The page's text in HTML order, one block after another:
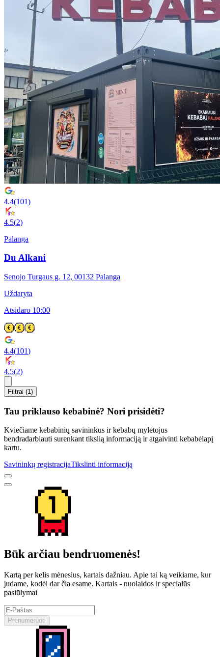
4.4(101)
4.5(2)
Palanga
Du Alkani
Senojo Turgaus g. 12, 00132 Palanga
Uždaryta
Atsidaro 10:00
4.4(101)
4.5(2)
Filtrai (1)
Tau priklauso kebabinė? Nori prisidėti?
Kviečiame kebabinių savininkus ir kebabų mylėtojus
bendradarbiauti surenkant tikslią informaciją ir atgaivinti kebabėlapį
kartu.
Savininkų registracijaTikslinti informaciją
Būk arčiau bendruomenės!
Kartą per kelis mėnesius, kartais dažniau. Apie tai ką veikiame, kur
judame, kodėl dar čia esame. Kartais - nuolaidos ir specialūs
pasiūlymai
Prenumeruoti